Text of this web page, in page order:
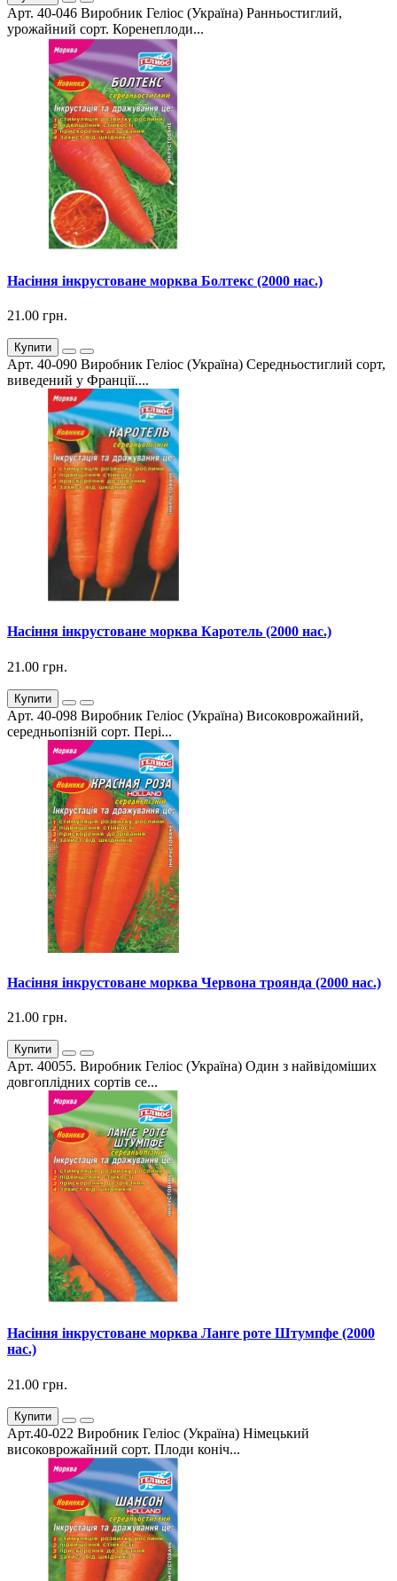
Арт. 40-046 Виробник Геліос (Україна) Ранньостиглий,
урожайний сорт. Коренеплоди...
Насіння інкрустоване морква Болтекс (2000 нас.)
21.00 грн.
Купити
Арт. 40-090 Виробник Геліос (Україна) Середньостиглий сорт,
виведений у Франції....
Насіння інкрустоване морква Каротель (2000 нас.)
21.00 грн.
Купити
Арт. 40-098 Виробник Геліос (Україна) Високоврожайний,
середньопізній сорт. Пері...
Насіння інкрустоване морква Червона троянда (2000 нас.)
21.00 грн.
Купити
Арт. 40055. Виробник Геліос (Україна) Один з найвідоміших
довгоплідних сортів се...
Насіння інкрустоване морква Ланге роте Штумпфе (2000
нас.)
21.00 грн.
Купити
Арт.40-022 Виробник Геліос (Україна) Німецький
високоврожайний сорт. Плоди коніч...